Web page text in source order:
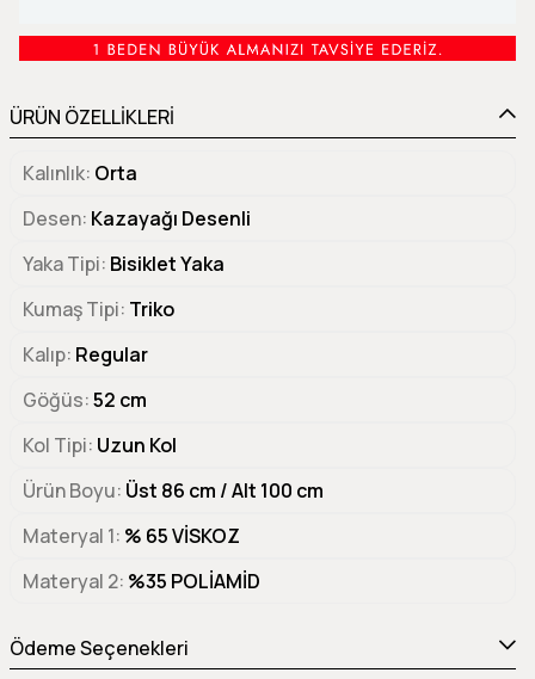
ÜRÜN ÖZELLİKLERİ
Kalınlık Orta
Desen Kazayağı Desenli
Yaka Tipi Bisiklet Yaka
Kumaş Tipi Triko
Kalıp Regular
Göğüs 52 cm
Kol Tipi Uzun Kol
Ürün Boyu Üst 86 cm / Alt 100 cm
Materyal 1 % 65 VİSKOZ
Materyal 2 %35 POLİAMİD
Ödeme Seçenekleri